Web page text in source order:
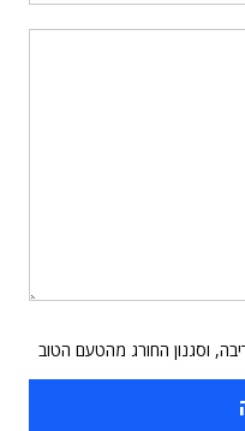
וסגנון החורג מהטעם הטוב